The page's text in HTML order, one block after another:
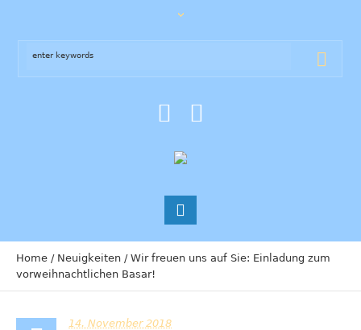
Home / Neuigkeiten / Wir freuen uns auf Sie: Einladung zum
vorweihnachtlichen Basar!
14. November 2018